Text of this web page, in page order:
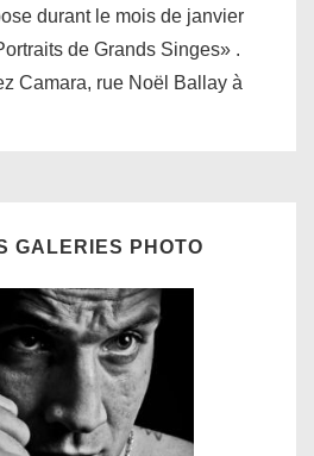
durant le mois de janvier
de Grands Singes» .
Camara, rue Noël Ballay à
GALERIES PHOTO